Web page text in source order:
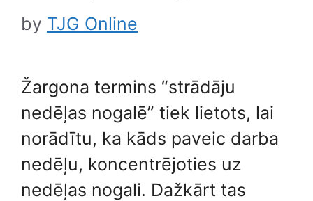
by TJG Online
Žargona termins “strādāju
nedēļas nogalē” tiek lietots, lai
norādītu, ka kāds paveic darba
nedēļu, koncentrējoties uz
nedēļas nogali. Dažkārt tas